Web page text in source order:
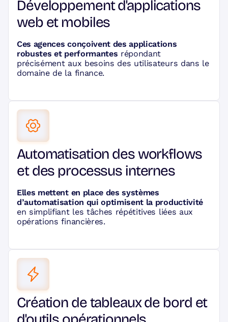
Développement d'applications
web et mobiles
Ces agences conçoivent des applications
robustes et performantes répondant
précisément aux besoins des utilisateurs dans le
domaine de la finance.
Automatisation des workflows
et des processus internes
Elles mettent en place des systèmes
d’automatisation qui optimisent la productivité
en simplifiant les tâches répétitives liées aux
opérations financières.
Création de tableaux de bord et